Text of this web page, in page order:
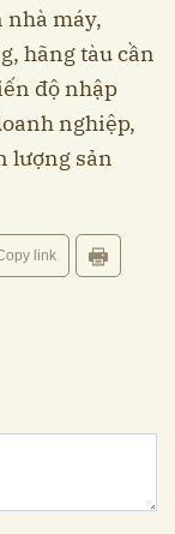
nhà máy,
hãng tàu cần
độ nhập
nghiệp,
lượng sản
link